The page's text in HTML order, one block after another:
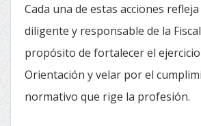
Cada una de estas acciones
diligente y responsable de la
propósito de fortalecer el
Orientación y velar por el
normativo que rige la profesión.